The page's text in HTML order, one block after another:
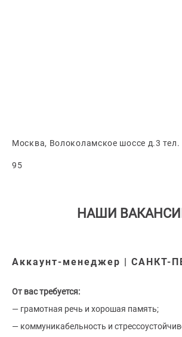
Москва, Волоколамское шоссе д.3
95
НАШИ
Аккаунт-менеджер | САНКТ-
От вас требуется:
— грамотная речь и хорошая память;
— коммуникабельность и